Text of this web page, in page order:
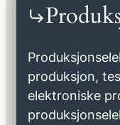
produksjon,
elektroniske